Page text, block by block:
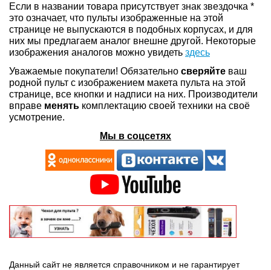
Если в названии товара присутствует знак звездочка *
это означает, что пульты изображенные на этой
странице не выпускаются в подобных корпусах, и для
них мы предлагаем аналог внешне другой. Некоторые
изображения аналогов можно увидеть здесь
Уважаемые покупатели! Обязательно сверяйте ваш
родной пульт с изображением макета пульта на этой
странице, все кнопки и надписи на них. Производители
вправе менять комплектацию своей техники на своё
усмотрение.
Мы в соцсетях
Данный сайт не является справочником и не гарантирует